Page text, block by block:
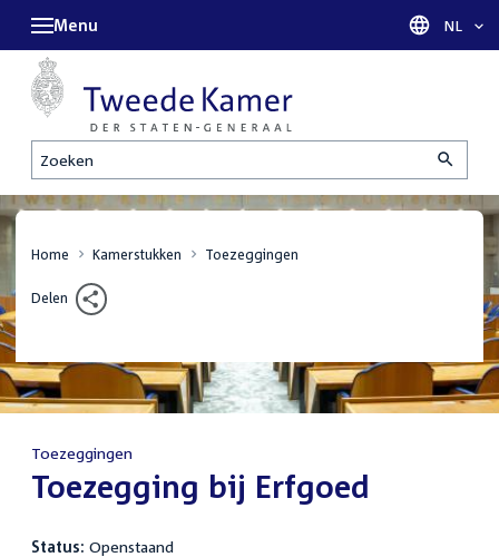
Zoeken
Menu Taal
NL
Home Kamerstukken Toezeggingen
Delen
Toezeggingen
:Toezegging bij Erfgoed
Status: Openstaand